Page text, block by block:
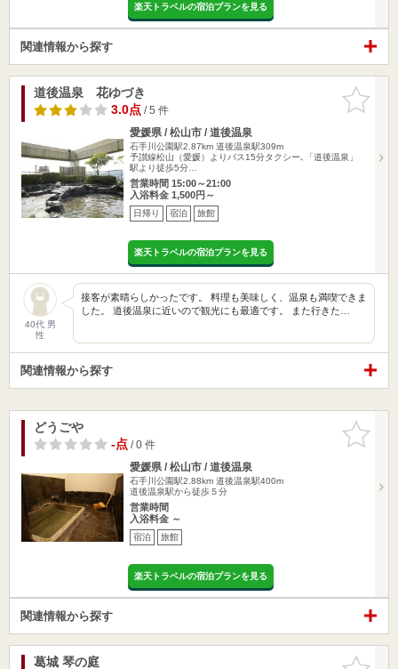
楽天トラベルの宿泊プランを見る
関連情報から探す
お気に入
りに追加
道後温泉 花ゆづき
3.0点/ 5 件
愛媛県 / 松山市 / 道後温泉
石手川公園駅2.87km 道後温泉駅309m
予讃線松山（愛媛）よりバス15分タクシー､「道後温泉」
駅より徒歩5分…
営業時間 15:00～21:00
入浴料金 1,500円～
日帰り 宿泊 旅館
楽天トラベルの宿泊プランを見る
40代 男
性
接客が素晴らしかったです。 料理も美味しく、温泉も満喫できま
した。 道後温泉に近いので観光にも最適です。 また行きた…
関連情報から探す
お気に入
りに追加
どうごや
-点/ 0 件
愛媛県 / 松山市 / 道後温泉
石手川公園駅2.88km 道後温泉駅400m
道後温泉駅から徒歩５分
営業時間
入浴料金 ～
宿泊 旅館
楽天トラベルの宿泊プランを見る
関連情報から探す
お気に入
葛城 琴の庭